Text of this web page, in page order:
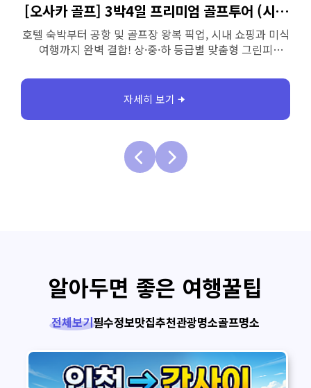
오사카 2박3일 골프 패키지 - 맞춤형 그린피
선택, 시내 호텔 투숙 및 자유 쇼핑
호텔 숙박부터 공항 및 골프장 왕복 단독 차량 송영, 시내
쇼핑과 미식 여행까지 완벽 결합! 상·중·하 등급별 맞춤형
오사카 2박 3일 골프 투어입니다.
자세히 보기
알아두면 좋은 여행꿀팁
전체보기필수정보맛집추천관광명소골프명소